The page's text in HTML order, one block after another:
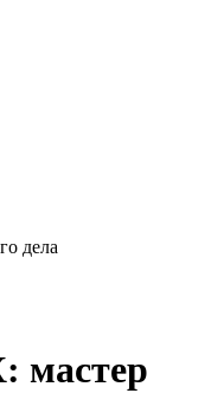
дела
мастер